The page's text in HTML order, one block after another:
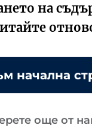
на
начална
още от